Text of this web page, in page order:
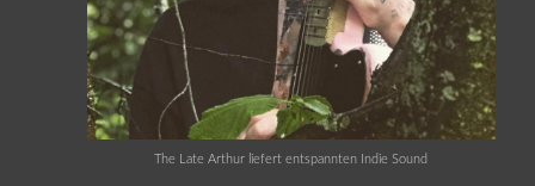
The Late Arthur liefert entspannten Indie Sound